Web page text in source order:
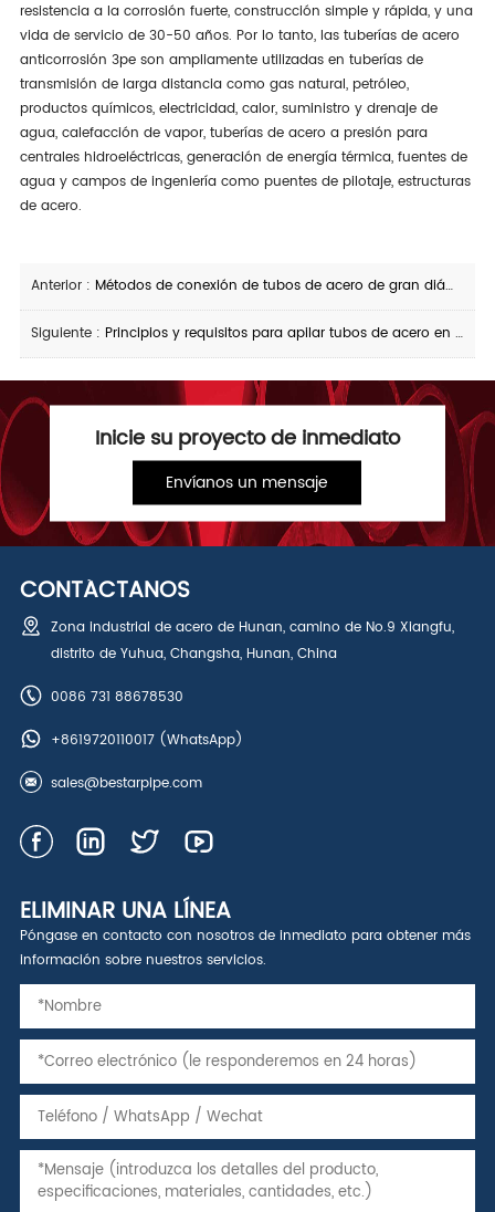
resistencia a la corrosión fuerte, construcción simple y rápida, y una
vida de servicio de 30-50 años. Por lo tanto, las tuberías de acero
anticorrosión 3pe son ampliamente utilizadas en tuberías de
transmisión de larga distancia como gas natural, petróleo,
productos químicos, electricidad, calor, suministro y drenaje de
agua, calefacción de vapor, tuberías de acero a presión para
centrales hidroeléctricas, generación de energía térmica, fuentes de
agua y campos de ingeniería como puentes de pilotaje, estructuras
de acero.
Anterior : Métodos de conexión de tubos de acero de gran diámetro y métodos de limpieza
Siguiente : Principios y requisitos para apilar tubos de acero en espiral
Inicie su proyecto de inmediato
Envíanos un mensaje
CONTÁCTANOS
Zona industrial de acero de Hunan, camino de No.9 Xiangfu,
distrito de Yuhua, Changsha, Hunan, China
0086 731 88678530
+8619720110017(WhatsApp)
sales@bestarpipe.com
ELIMINAR UNA LÍNEA
Póngase en contacto con nosotros de inmediato para obtener más
información sobre nuestros servicios.